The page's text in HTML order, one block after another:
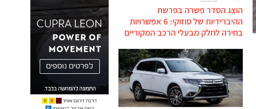
הוצג הסדר פשרה בפרשת
ההיברידיות של סוזוקי: 6 אפשרויות
בחירה לחלק מבעלי הרכב המקוריים